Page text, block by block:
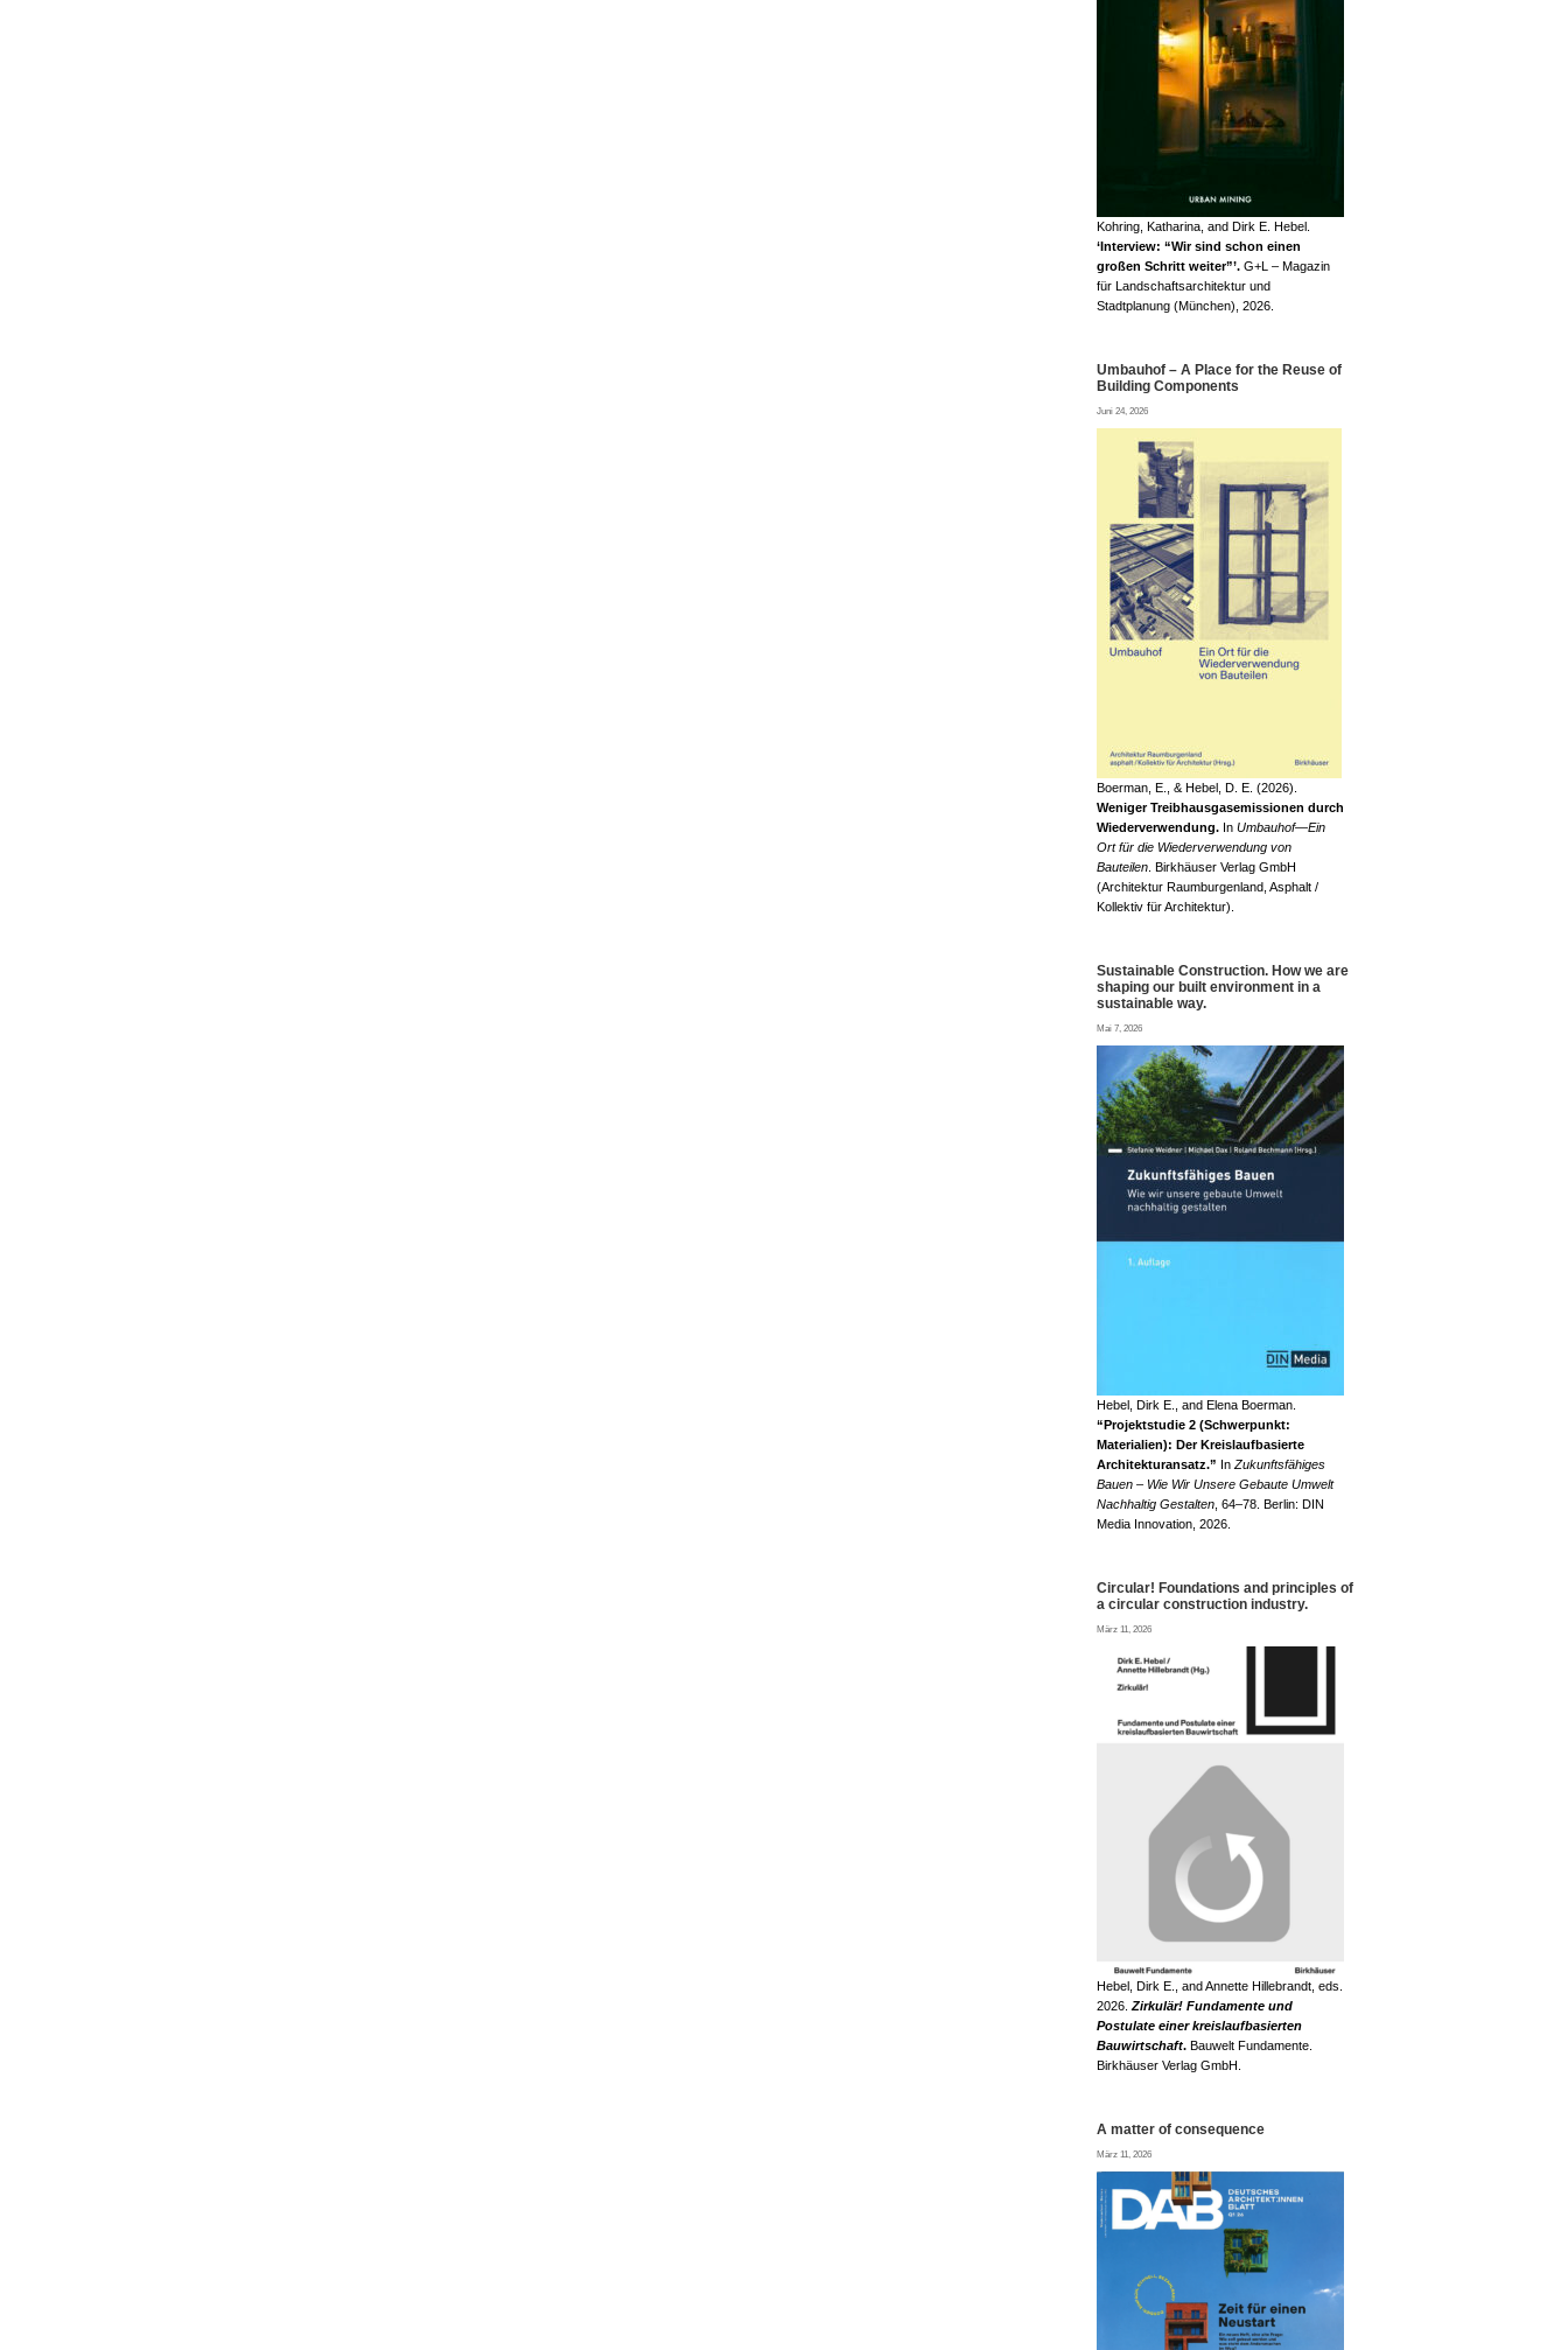
Kohring, Katharina, and Dirk E. Hebel.
‘Interview: “Wir sind schon einen
großen Schritt weiter”’. G+L – Magazin
für Landschaftsarchitektur und
Stadtplanung (München), 2026.
Umbauhof – A Place for the Reuse of
Building Components
Juni 24, 2026
Boerman, E., & Hebel, D. E. (2026).
Weniger Treibhausgasemissionen durch
Wiederverwendung. In Umbauhof—Ein
Ort für die Wiederverwendung von
Bauteilen . Birkhäuser Verlag GmbH
(Architektur Raumburgenland, Asphalt /
Kollektiv für Architektur).
Sustainable Construction. How we are
shaping our built environment in a
sustainable way.
Mai 7, 2026
Hebel, Dirk E., and Elena Boerman.
“Projektstudie 2 (Schwerpunkt:
Materialien): Der Kreislaufbasierte
Architekturansatz.” In Zukunftsfähiges
Bauen – Wie Wir Unsere Gebaute Umwelt
Nachhaltig Gestalten , 64–78. Berlin: DIN
Media Innovation, 2026.
Circular! Foundations and principles of
a circular construction industry.
März 11, 2026
Hebel, Dirk E., and Annette Hillebrandt, eds.
2026. Zirkulär! Fundamente und
Postulate einer kreislaufbasierten
Bauwirtschaft. Bauwelt Fundamente.
Birkhäuser Verlag GmbH.
A matter of consequence
März 11, 2026